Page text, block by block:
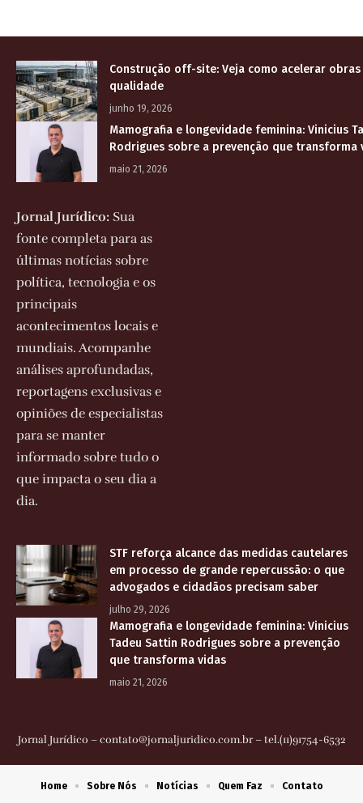
Construção off-site: Veja como acelerar
qualidade
junho 19, 2026
Mamografia e longevidade feminina: Vinicius
Rodrigues sobre a prevenção que transforma
maio 21, 2026
Jornal Jurídico: Sua
fonte completa para as
últimas notícias sobre
política, tecnologia e os
principais
acontecimentos locais e
mundiais. Acompanhe
análises aprofundadas,
reportagens exclusivas e
opiniões de especialistas
para se manter
informado sobre tudo o
que impacta o seu dia a
dia.
STF reforça alcance das medidas cautelares
em processo de grande repercussão: o que
advogados e cidadãos precisam saber
julho 29, 2026
Mamografia e longevidade feminina: Vinicius
Tadeu Sattin Rodrigues sobre a prevenção
que transforma vidas
maio 21, 2026
Jornal Jurídico –contato@jornaljuridico.com.br– tel.(11)91754-6532
Home Sobre Nós Notícias Quem Faz Contato